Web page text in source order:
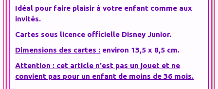
Idéal pour faire plaisir à votre enfant comme aux
invités.
Cartes sous licence officielle Disney Junior.
Dimensions des cartes : environ 13,5 x 8,5 cm.
Attention : cet article n'est pas un jouet et ne
convient pas pour un enfant de moins de 36 mois.